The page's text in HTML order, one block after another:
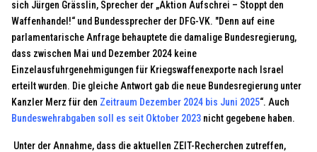
sich Jürgen Grässlin, Sprecher der „Aktion Aufschrei – Stoppt den
Waffenhandel!“ und Bundessprecher der DFG-VK. "Denn auf eine
parlamentarische Anfrage behauptete die damalige Bundesregierung,
dass zwischen Mai und Dezember 2024 keine
Einzelausfuhrgenehmigungen für Kriegswaffenexporte nach Israel
erteilt wurden. Die gleiche Antwort gab die neue Bundesregierung unter
Kanzler Merz für den Zeitraum Dezember 2024 bis Juni 2025“. Auch
Bundeswehrabgaben soll es seit Oktober 2023 nicht gegebene haben.
Unter der Annahme, dass die aktuellen ZEIT-Recherchen zutreffen,